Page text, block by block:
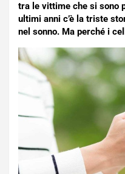
tra le vittime che si sono
ultimi anni c’è la triste
nel sonno. Ma perché i